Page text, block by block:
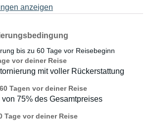
anzeigen
bis zu 60 Tage vor Reisebeginn
vor deiner Reise
mit voller Rückerstattung
Tagen vor deiner Reise
von 75% des Gesamtpreises
Tage vor deiner Reise